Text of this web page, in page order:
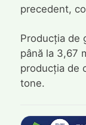
precedent,
Producția de
până la 3,67
producția de
tone.